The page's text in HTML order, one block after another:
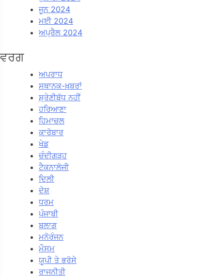
ਜੂਨ 2024
ਮਈ 2024
ਅਪ੍ਰੈਲ 2024
ਵਰਗ
ਅਪਰਾਧ
ਸਥਾਨਕ-ਖ਼ਬਰਾਂ
ਸ਼੍ਰੇਣੀਬੱਧ ਨਹੀਂ
ਹਰਿਆਣਾ
ਹਿਮਾਚਲ
ਕਾਰੋਬਾਰ
ਖੇਡ
ਚੰਦੀਗੜਹ
ਟੈਕਨਾਲੋਜੀ
ਦਿਲੀ
ਦੇਸ਼
ਧਰਮ
ਪੰਜਾਬੀ
ਬਲਾਗ
ਮਨੋਰੰਜਨ
ਮੌਸਮ
ਯੂਪੀ ਤੇ ਭਰੋਸੇ
ਰਾਜਨੀਤੀ